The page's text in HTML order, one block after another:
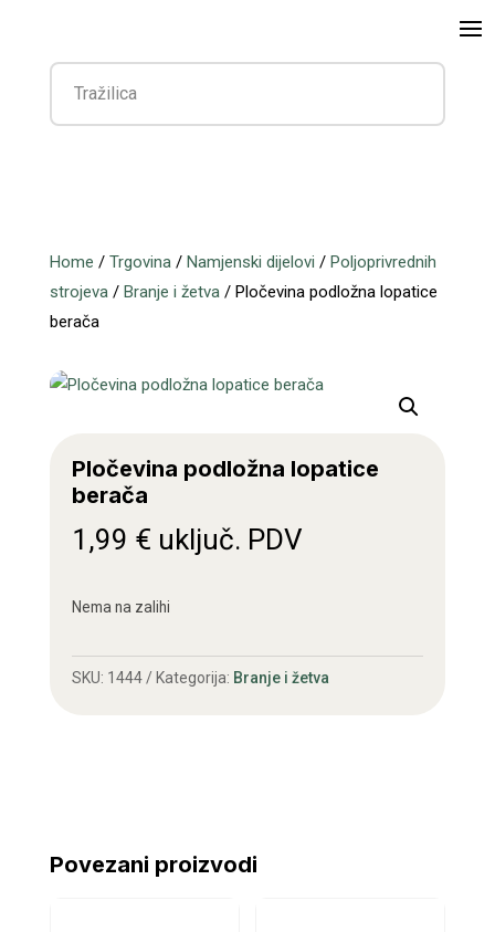
Home / Trgovina/ Namjenski dijelovi / Poljoprivrednih
strojeva/ Branje i žetva/ Pločevina podložna lopatice
berača
Pločevina podložna lopatice
berača
1,99 € uključ. PDV
Nema na zalihi
SKU: 1444 Kategorija: Branje i žetva
Povezani proizvodi